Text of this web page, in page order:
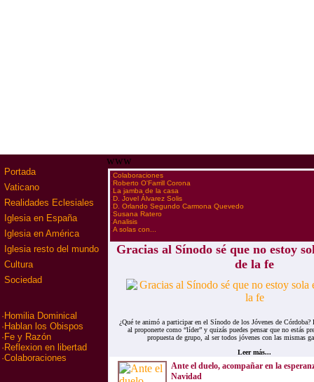
Portada
Vaticano
Realidades Eclesiales
Iglesia en España
Iglesia en América
Iglesia resto del mundo
Cultura
Sociedad
· Homilia Dominical
· Hablan los Obispos
· Fe y Razón
· Reflexion en libertad
·Colaboraciones
www
·Colaboraciones
·Roberto O'Farrill Corona
·La jamba de la casa
·D. Jovel Álvarez Solis
·D. Orlando Segundo Carmona Quevedo
·Susana Ratero
·Analisis
·A solas con...
Gracias al Sínodo sé que no estoy
de la fe
¿Qué te animó a participar en el Sínodo de los Jóvenes de
al proponerte como “líder” y quizás puedes pensar que no estás
propuesta de grupo, al ser todos jóvenes con las mismas
Leer más...
Ante el duelo, acompañar en la
Navidad